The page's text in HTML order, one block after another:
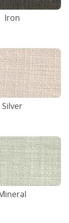
Iron
Silver